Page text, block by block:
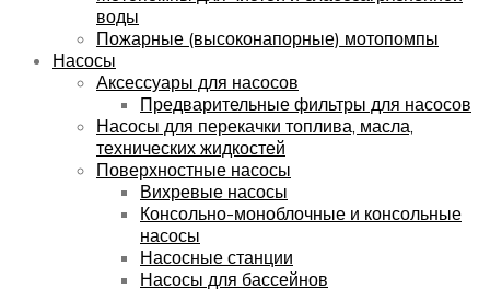
воды
Пожарные (высоконапорные) мотопомпы
Насосы
Аксессуары для насосов
Предварительные фильтры для насосов
Насосы для перекачки топлива, масла,
технических жидкостей
Поверхностные насосы
Вихревые насосы
Консольно-моноблочные и консольные
насосы
Насосные станции
Насосы для бассейнов